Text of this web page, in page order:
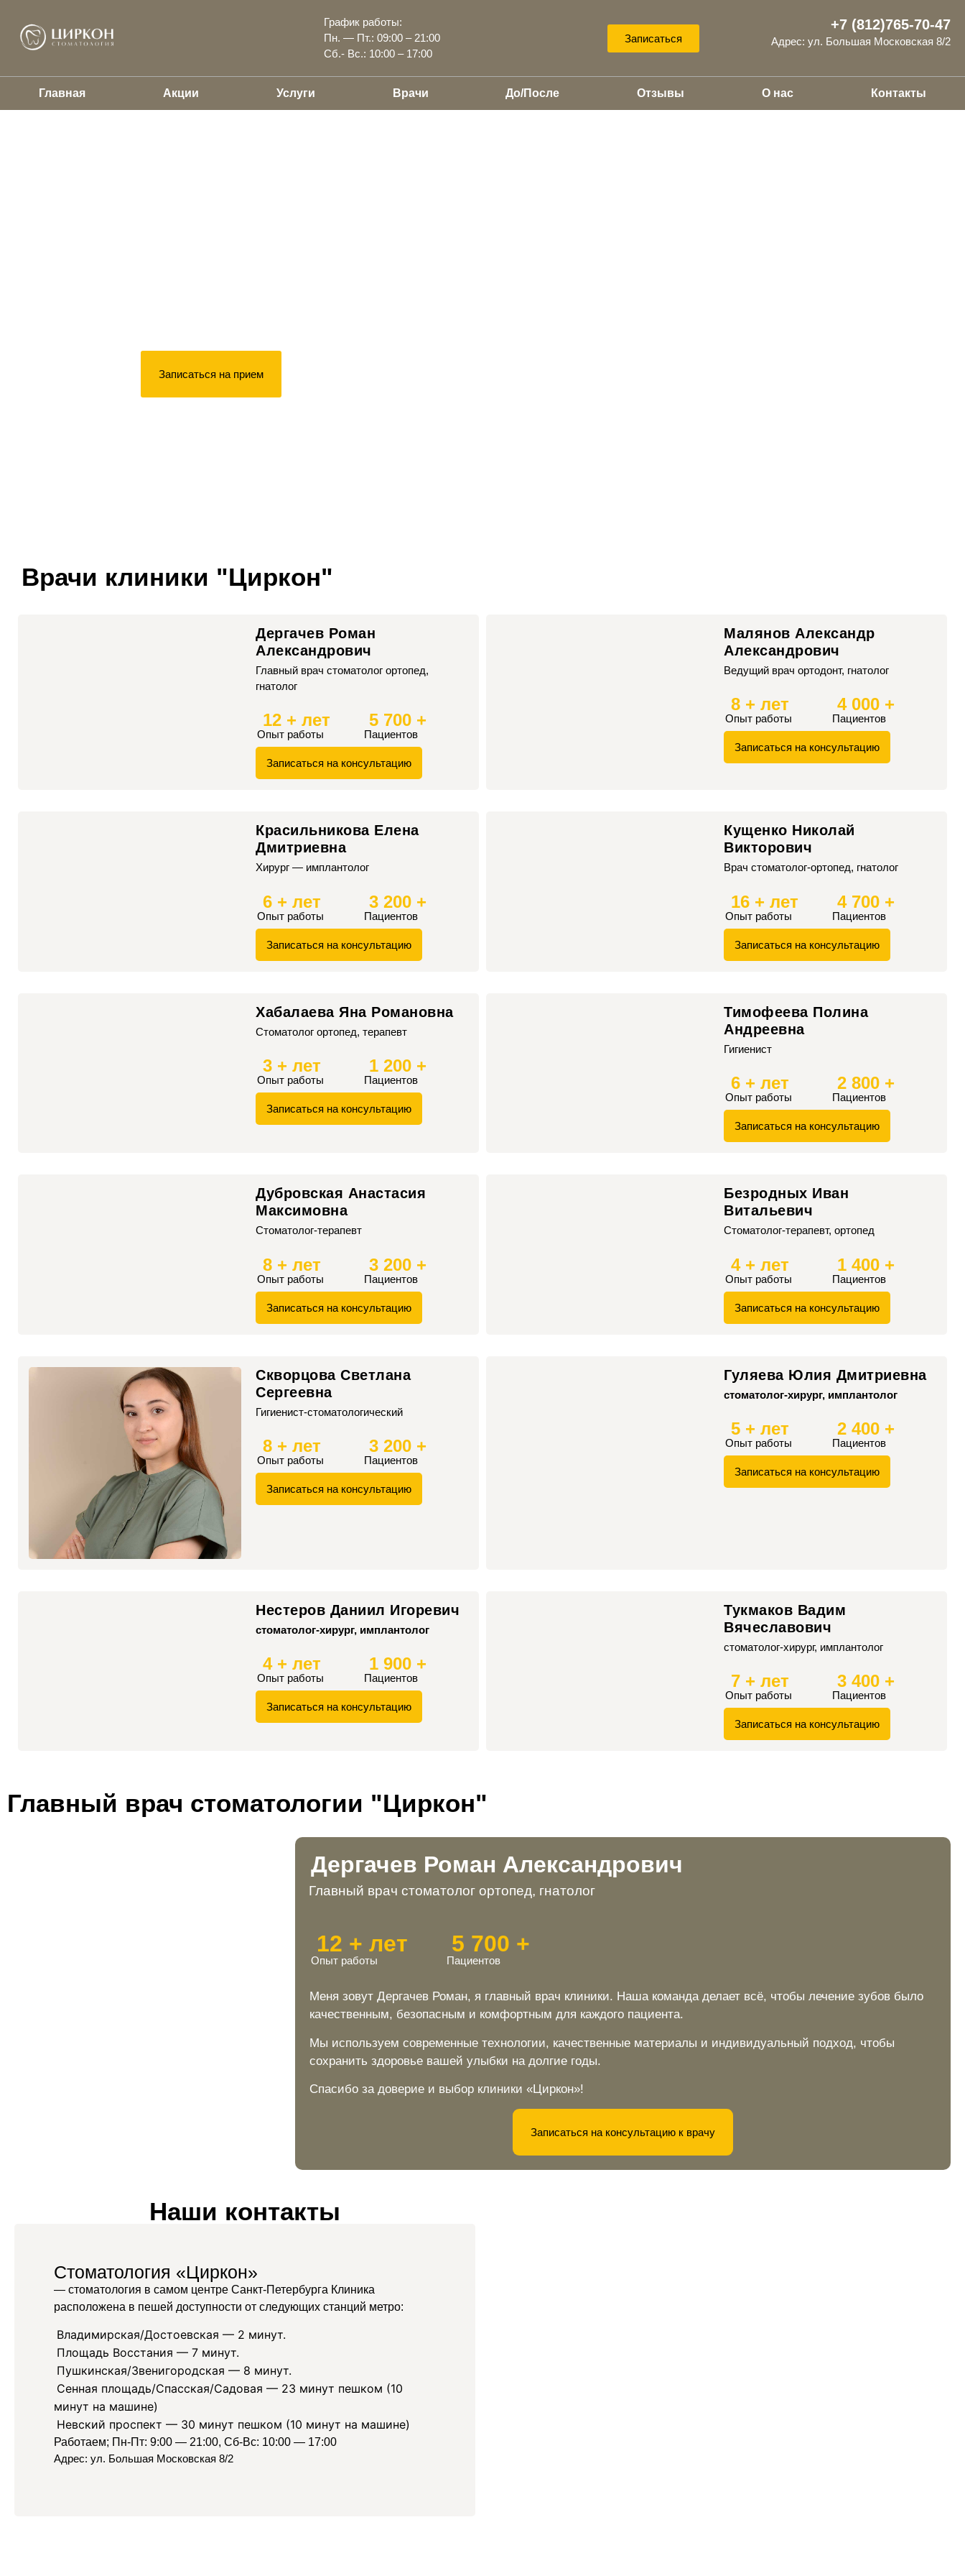
График работы:
Пн. — Пт.: 09:00 – 21:00
Сб.- Вс.: 10:00 – 17:00
Записаться
+7 (812)765-70-47
Адрес: ул. Большая Московская 8/2
Главная Акции Услуги Врачи До/После Отзывы О нас Контакты
Записаться на прием
Врачи клиники "Циркон"
Дергачев Роман
Александрович
Главный врач стоматолог ортопед,
гнатолог
12 + лет
Опыт работы
5 700 +
Пациентов
Записаться на консультацию
Малянов Александр
Александрович
Ведущий врач ортодонт, гнатолог
8 + лет
Опыт работы
4 000 +
Пациентов
Записаться на консультацию
Красильникова Елена
Дмитриевна
Хирург — имплантолог
6 + лет
Опыт работы
3 200 +
Пациентов
Записаться на консультацию
Кущенко Николай
Викторович
Врач стоматолог-ортопед, гнатолог
16 + лет
Опыт работы
4 700 +
Пациентов
Записаться на консультацию
Хабалаева Яна Романовна
Стоматолог ортопед, терапевт
3 + лет
Опыт работы
1 200 +
Пациентов
Записаться на консультацию
Тимофеева Полина
Андреевна
Гигиенист
6 + лет
Опыт работы
2 800 +
Пациентов
Записаться на консультацию
Дубровская Анастасия
Максимовна
Стоматолог-терапевт
8 + лет
Опыт работы
3 200 +
Пациентов
Записаться на консультацию
Безродных Иван
Витальевич
Стоматолог-терапевт, ортопед
4 + лет
Опыт работы
1 400 +
Пациентов
Записаться на консультацию
Скворцова Светлана
Сергеевна
Гигиенист-стоматологический
8 + лет
Опыт работы
3 200 +
Пациентов
Записаться на консультацию
Гуляева Юлия Дмитриевна
стоматолог-хирург, имплантолог
5 + лет
Опыт работы
2 400 +
Пациентов
Записаться на консультацию
Нестеров Даниил Игоревич
стоматолог-хирург, имплантолог
4 + лет
Опыт работы
1 900 +
Пациентов
Записаться на консультацию
Тукмаков Вадим
Вячеславович
стоматолог-хирург, имплантолог
7 + лет
Опыт работы
3 400 +
Пациентов
Записаться на консультацию
Главный врач стоматологии "Циркон"
Дергачев Роман Александрович
Главный врач стоматолог ортопед, гнатолог
12 + лет
Опыт работы
5 700 +
Пациентов
Меня зовут Дергачев Роман, я главный врач клиники. Наша команда делает всё, чтобы лечение зубов было
качественным, безопасным и комфортным для каждого пациента.
Мы используем современные технологии, качественные материалы и индивидуальный подход, чтобы
сохранить здоровье вашей улыбки на долгие годы.
Спасибо за доверие и выбор клиники «Циркон»!
Записаться на консультацию к врачу
Наши контакты
Стоматология «Циркон»
— стоматология в самом центре Санкт-Петербурга Клиника
расположена в пешей доступности от следующих станций метро:
Владимирская/Достоевская — 2 минут.
Площадь Восстания — 7 минут.
Пушкинская/Звенигородская — 8 минут.
Сенная площадь/Спасская/Садовая — 23 минут пешком (10
минут на машине)
Невский проспект — 30 минут пешком (10 минут на машине)
Работаем; Пн-Пт: 9:00 — 21:00, Сб-Вс: 10:00 — 17:00
Адрес: ул. Большая Московская 8/2